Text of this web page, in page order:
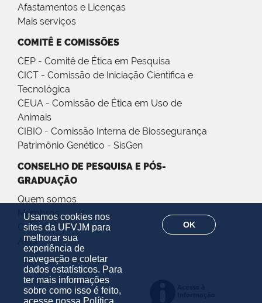
Usamos cookies nos
sites da UFVJM para
melhorar sua
experiência de
navegação e coletar
dados estatísticos. Para
ter mais informações
sobre como isso é feito,
acesse nossa Política
OK
Afastamentos e Licenças
Mais serviços
COMITÊ E COMISSÕES
CEP - Comitê de Ética em Pesquisa
CICT - Comissão de Iniciação Científica e
Tecnológica
CEUA - Comissão de Ética em Uso de
Animais
CIBIO - Comissão Interna de Biossegurança
Patrimônio Genético - SisGen
CONSELHO DE PESQUISA E PÓS-
GRADUAÇÃO
Quem somos
Membros
Calendário
Atas